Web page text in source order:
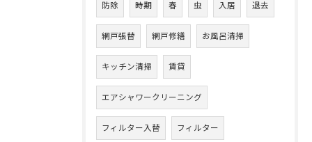
防除 時期 春 虫 入居 退去
網戸張替 網戸修繕 お風呂清掃
キッチン清掃 賃貸
エアシャワークリーニング
フィルター入替 フィルター